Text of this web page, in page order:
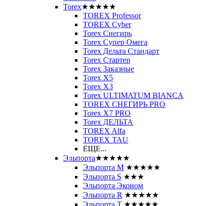
Torex★★★★★
TOREX Professor
TOREX Cyber
Torex Снегирь
Torex Супер Омега
Torex Дельта Стандарт
Torex Стартер
Torex Заказные
Torex Х5
Torex Х3
Torex ULTIMATUM BIANCA
TOREX СНЕГИРЬ PRO
Torex X7 PRO
Torex ДЕЛЬТА
TOREX Alfa
TOREX TAU
ЕЩЕ...
Эльпорта★★★★★
Эльпорта M ★★★★★
Эльпорта S ★★★
Эльпорта Эконом
Эльпорта R ★★★★★
Эльпорта Т ★★★★★